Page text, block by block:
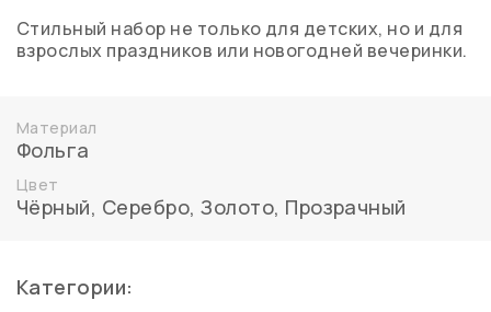
Стильный набор не только для детских, но и для
взрослых праздников или новогодней вечеринки.
Материал
Фольга
Цвет
Чёрный, Серебро,Золото, Прозрачный
Категории: